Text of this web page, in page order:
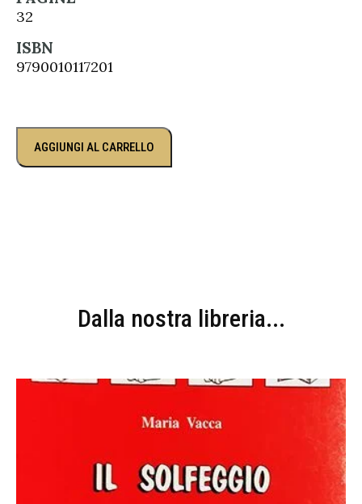
32
ISBN
9790010117201
AGGIUNGI AL CARRELLO
Dalla nostra libreria...